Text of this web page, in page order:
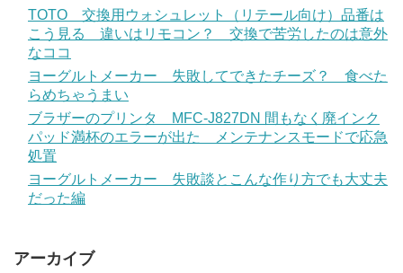
TOTO 交換用ウォシュレット（リテール向け）品番は
こう見る 違いはリモコン？ 交換で苦労したのは意外
なココ
ヨーグルトメーカー 失敗してできたチーズ？ 食べた
らめちゃうまい
ブラザーのプリンタ MFC-J827DN 間もなく廃インク
パッド満杯のエラーが出た メンテナンスモードで応急
処置
ヨーグルトメーカー 失敗談とこんな作り方でも大丈夫
だった編
アーカイブ